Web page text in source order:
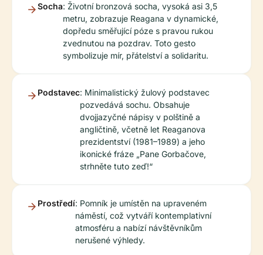
Socha: Životní bronzová socha, vysoká asi 3,5
metru, zobrazuje Reagana v dynamické,
dopředu směřující póze s pravou rukou
zvednutou na pozdrav. Toto gesto
symbolizuje mír, přátelství a solidaritu.
Podstavec: Minimalistický žulový podstavec
pozvedává sochu. Obsahuje
dvojjazyčné nápisy v polštině a
angličtině, včetně let Reaganova
prezidentství (1981–1989) a jeho
ikonické fráze „Pane Gorbačove,
strhněte tuto zeď!“
Prostředí: Pomník je umístěn na upraveném
náměstí, což vytváří kontemplativní
atmosféru a nabízí návštěvníkům
nerušené výhledy.